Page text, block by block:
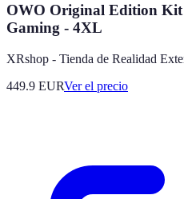
OWO Original Edition Kit
Gaming - 4XL
XRshop - Tienda de Realidad
449.9 EURVer el precio